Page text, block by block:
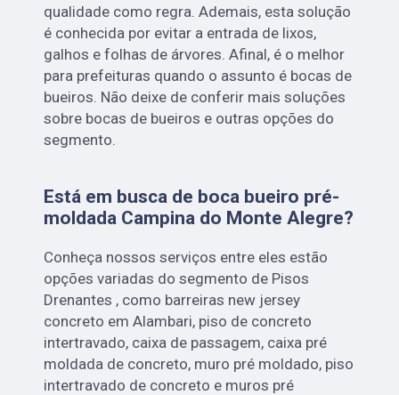
qualidade como regra. Ademais, esta solução
é conhecida por evitar a entrada de lixos,
galhos e folhas de árvores. Afinal, é o melhor
para prefeituras quando o assunto é bocas de
bueiros. Não deixe de conferir mais soluções
sobre bocas de bueiros e outras opções do
segmento.
Está em busca de boca bueiro pré-
moldada Campina do Monte Alegre?
Conheça nossos serviços entre eles estão
opções variadas do segmento de Pisos
Drenantes , como barreiras new jersey
concreto em Alambari, piso de concreto
intertravado, caixa de passagem, caixa pré
moldada de concreto, muro pré moldado, piso
intertravado de concreto e muros pré